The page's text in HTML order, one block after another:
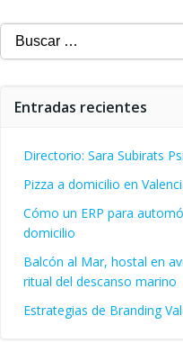
Buscar:
Entradas recientes
Directorio: Sara Subirats
Pizza a domicilio en
Cómo un ERP para
domicilio
Balcón al Mar, hostal en
ritual del descanso marino
Estrategias de Branding